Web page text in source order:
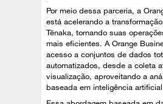
Por meio dessa parceria, a
está acelerando a
Tēnaka, tornando suas
mais eficientes. A Orange
acesso a conjuntos de dados
automatizados, desde a coleta
visualização, aproveitando a
baseada em inteligência